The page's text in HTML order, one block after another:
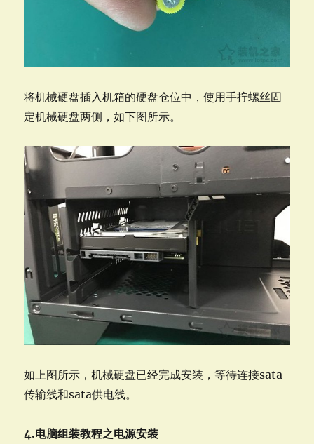
将机械硬盘插入机箱的硬盘仓位中，使用手拧螺丝固
定机械硬盘两侧，如下图所示。
如上图所示，机械硬盘已经完成安装，等待连接sata
传输线和sata供电线。
4.电脑组装教程之电源安装